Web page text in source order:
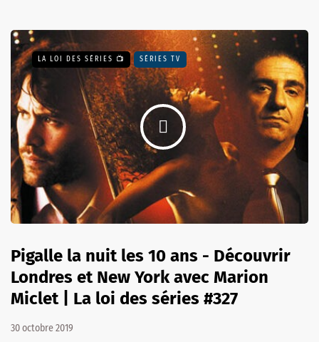
LA LOI DES SÉRIES 📺 SÉRIES TV
Pigalle la nuit les 10 ans - Découvrir
Londres et New York avec Marion
Miclet | La loi des séries #327
30 octobre 2019